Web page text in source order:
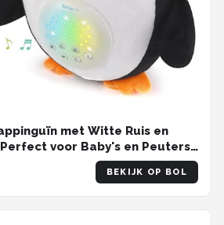
met Witte Ruis en
voor Baby's en Peuters,
BEKIJK OP BOL